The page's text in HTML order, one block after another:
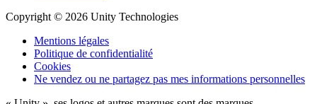
Copyright © 2026 Unity Technologies
Mentions légales
Politique de confidentialité
Cookies
Ne vendez ou ne partagez pas mes informations personnelles